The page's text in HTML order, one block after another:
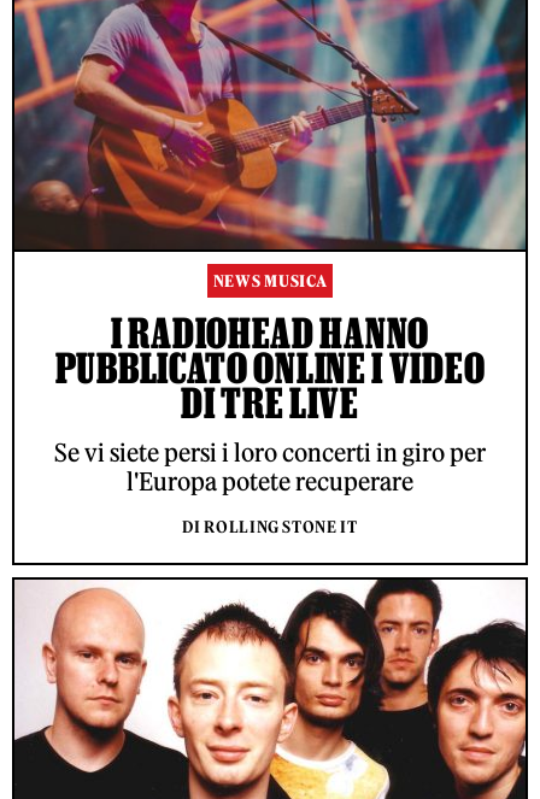
NEWS MUSICA
I RADIOHEAD HANNO
PUBBLICATO ONLINE I VIDEO
DI TRE LIVE
Se vi siete persi i loro concerti in giro per
l'Europa potete recuperare
DI ROLLING STONE IT